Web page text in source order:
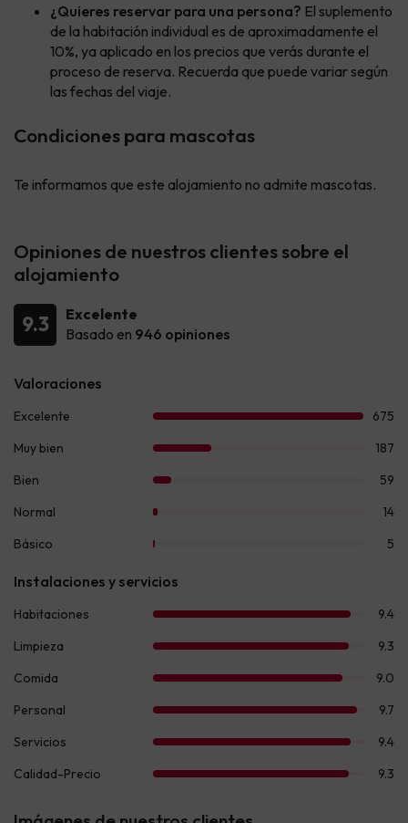
¿Quieres reservar para una persona? El suplemento
de la habitación individual es de aproximadamente el
10%, ya aplicado en los precios que verás durante el
proceso de reserva. Recuerda que puede variar según
las fechas del viaje.
Condiciones para mascotas
Te informamos que este alojamiento no admite mascotas.
Opiniones de nuestros clientes sobre el
alojamiento
9.3
Excelente
Basado en 946 opiniones